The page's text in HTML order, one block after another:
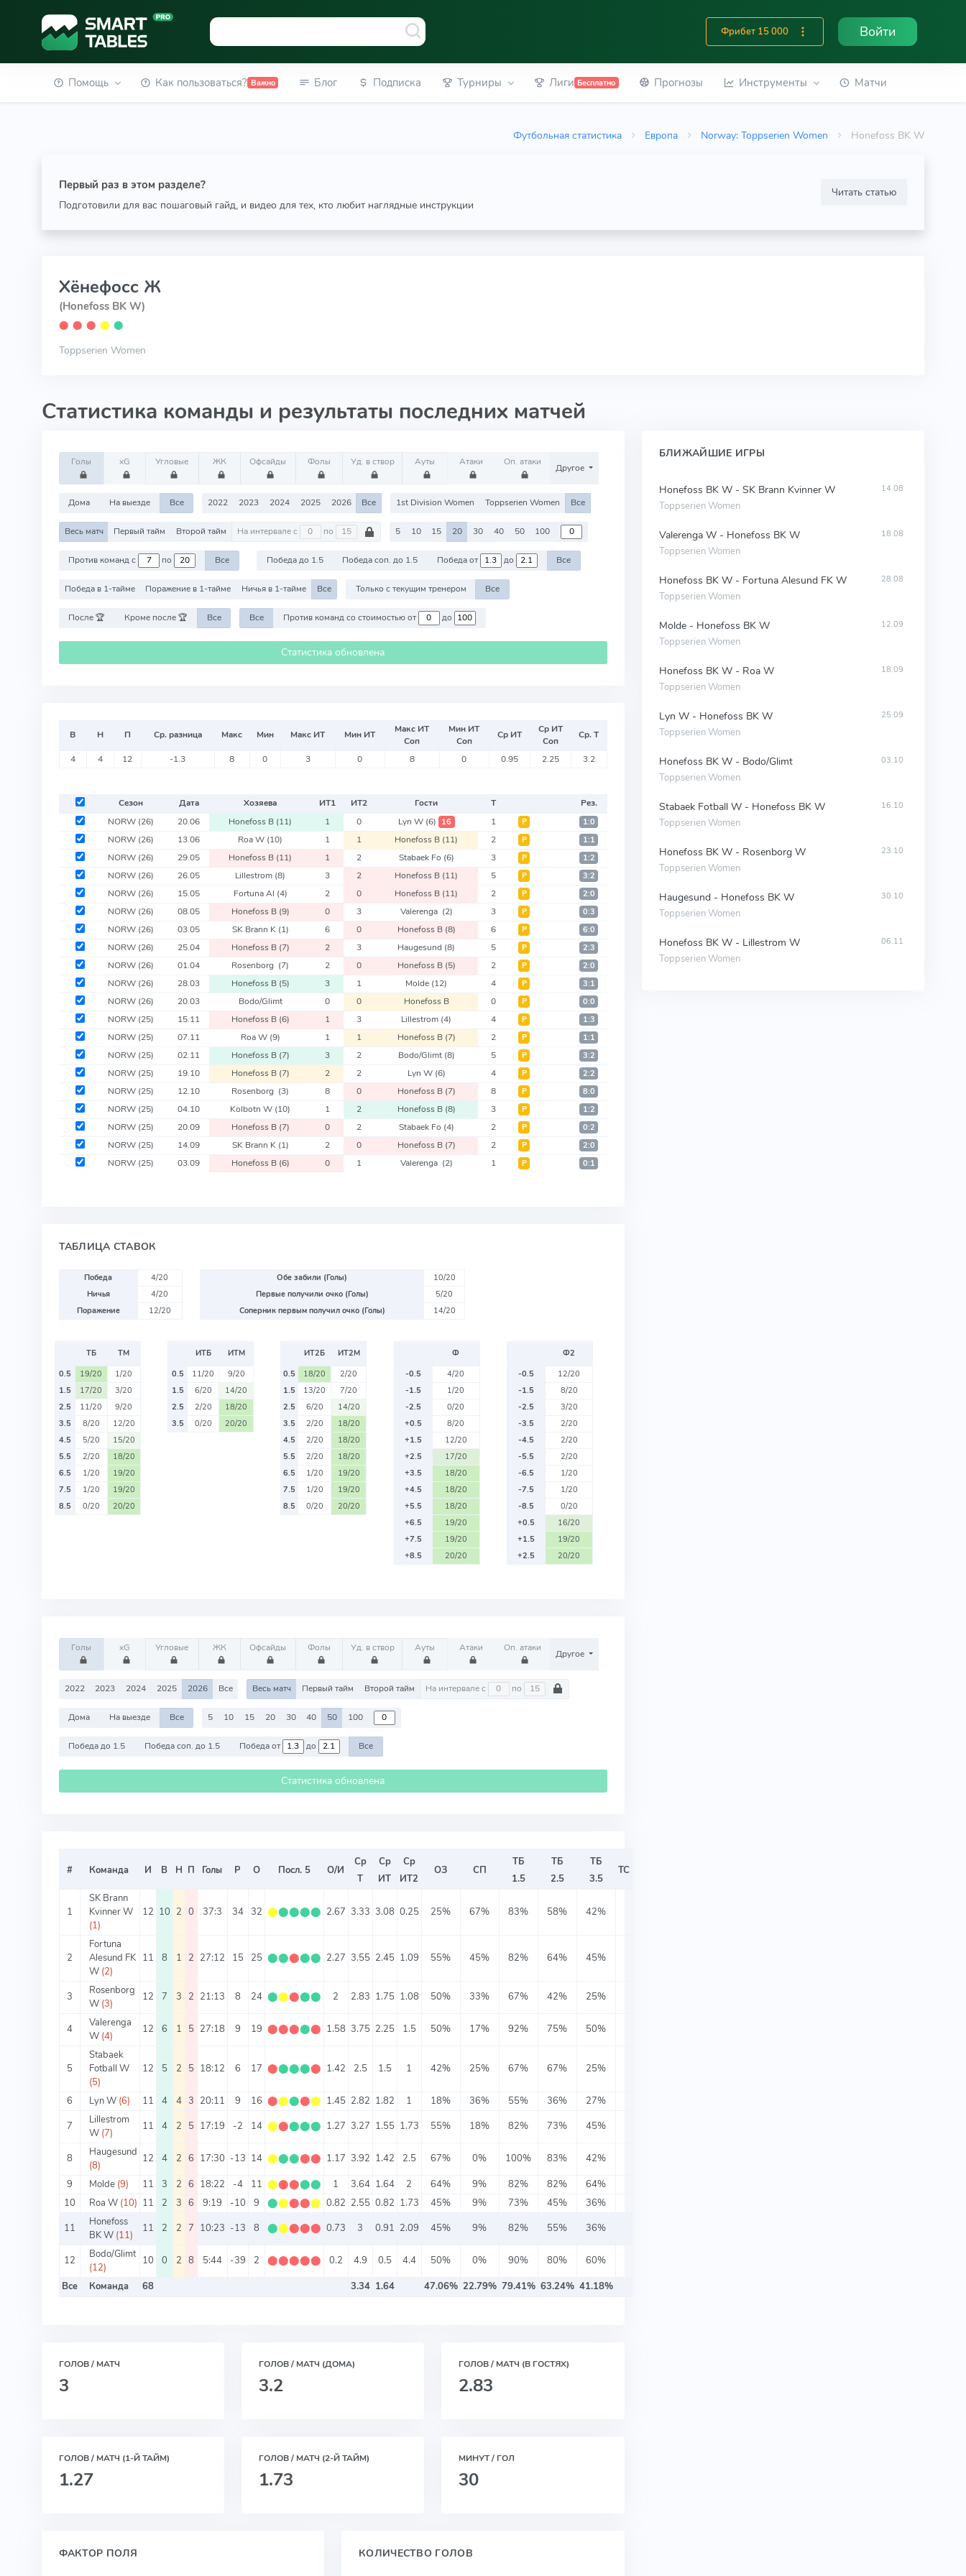
Фрибет 15 000 Войти
Помощь Как пользоваться? Важно Блог Подписка Турниры Лиги Бесплатно Прогнозы Инструменты Матчи
Футбольная статистика Европа Norway: Toppserien Women Honefoss BK W
Первый раз в этом разделе?
Подготовили для вас пошаговый гайд, и видео для тех, кто любит наглядные инструкции
Читать статью
Хёнефосс Ж
(Honefoss BK W)
⬤ ⬤ ⬤ ⬤ ⬤
Toppserien Women
Статистика команды и результаты последних матчей
Голы xG Угловые ЖК Офсайды Фолы Уд. в створ Ауты Атаки Оп. атаки
Другое
Дома На выезде Все 2022 2023 2024 2025 2026 Все 1st Division Women Toppserien Women Все
Весь матч Первый тайм Второй тайм На интервале с по 5 10 15 20 30 40 50 100
Против команд с по Все Победа до 1.5 Победа соп. до 1.5 Победа от до Все
Победа в 1-тайме Поражение в 1-тайме Ничья в 1-тайме Все Только с текущим тренером Все
После 🏆 Кроме после 🏆 Все Все Против команд со стоимостью от до
Статистика обновлена
В Н П Ср. разница Макс Мин Макс ИТ Мин ИТ
Макс ИТ
Соп
Мин ИТ
Соп
Ср ИТ
Ср ИТ
Соп
Ср. Т
4 4 12 -1.3 8 0 3 0 8 0 0.95 2.25 3.2
Сезон Дата Хозяева ИТ1 ИТ2 Гости Т
Рез.
NORW (26) 20.06 Honefoss B (11) 1 0 Lyn W (6) 16 1 Р 1:0
NORW (26) 13.06 Roa W (10) 1 1 Honefoss B (11) 2 Р 1:1
NORW (26) 29.05 Honefoss B (11) 1 2 Stabaek Fo (6) 3 Р 1:2
NORW (26) 26.05 Lillestrom (8) 3 2 Honefoss B (11) 5 Р 3:2
NORW (26) 15.05 Fortuna Al (4) 2 0 Honefoss B (11) 2 Р 2:0
NORW (26) 08.05 Honefoss B (9) 0 3 Valerenga (2) 3 Р 0:3
NORW (26) 03.05 SK Brann K (1) 6 0 Honefoss B (8) 6 Р 6:0
NORW (26) 25.04 Honefoss B (7) 2 3 Haugesund (8) 5 Р 2:3
NORW (26) 01.04 Rosenborg (7) 2 0 Honefoss B (5) 2 Р 2:0
NORW (26) 28.03 Honefoss B (5) 3 1 Molde (12) 4 Р 3:1
NORW (26) 20.03 Bodo/Glimt 0 0 Honefoss B 0 Р 0:0
NORW (25) 15.11 Honefoss B (6) 1 3 Lillestrom (4) 4 Р 1:3
NORW (25) 07.11 Roa W (9) 1 1 Honefoss B (7) 2 Р 1:1
NORW (25) 02.11 Honefoss B (7) 3 2 Bodo/Glimt (8) 5 Р 3:2
NORW (25) 19.10 Honefoss B (7) 2 2 Lyn W (6) 4 Р 2:2
NORW (25) 12.10 Rosenborg (3) 8 0 Honefoss B (7) 8 Р 8:0
NORW (25) 04.10 Kolbotn W (10) 1 2 Honefoss B (8) 3 Р 1:2
NORW (25) 20.09 Honefoss B (7) 0 2 Stabaek Fo (4) 2 Р 0:2
NORW (25) 14.09 SK Brann K (1) 2 0 Honefoss B (7) 2 Р 2:0
NORW (25) 03.09 Honefoss B (6) 0 1 Valerenga (2) 1 Р 0:1
ТАБЛИЦА СТАВОК
Победа
4/20
Ничья
4/20
Поражение
12/20
Обе забили (Голы)
10/20
Первые получили очко (Голы)
5/20
Соперник первым получил очко (Голы)
14/20
ТБ
ТМ
0.5
19/20
1/20
1.5
17/20
3/20
2.5
11/20
9/20
3.5
8/20
12/20
4.5
5/20
15/20
5.5
2/20
18/20
6.5
1/20
19/20
7.5
1/20
19/20
8.5
0/20 20/20
ИТБ
ИТМ
0.5
11/20
9/20
1.5
6/20
14/20
2.5
2/20
18/20
3.5
0/20 20/20
ИТ2Б
ИТ2М
0.5
18/20
2/20
1.5
13/20
7/20
2.5
6/20
14/20
3.5
2/20
18/20
4.5
2/20
18/20
5.5
2/20
18/20
6.5
1/20
19/20
7.5
1/20
19/20
8.5
0/20 20/20
Ф
-0.5
4/20
-1.5
1/20
-2.5
0/20
+0.5
8/20
+1.5
12/20
+2.5
17/20
+3.5
18/20
+4.5
18/20
+5.5
18/20
+6.5
19/20
+7.5
19/20
+8.5
20/20
Ф2
-0.5
12/20
-1.5
8/20
-2.5
3/20
-3.5
2/20
-4.5
2/20
-5.5
2/20
-6.5
1/20
-7.5
1/20
-8.5
0/20
+0.5
16/20
+1.5
19/20
+2.5
20/20
Голы xG Угловые ЖК Офсайды Фолы Уд. в створ Ауты Атаки Оп. атаки
Другое
2022 2023 2024 2025 2026 Все Весь матч Первый тайм Второй тайм На интервале с по
Дома На выезде Все 5 10 15 20 30 40 50 100
Победа до 1.5 Победа соп. до 1.5 Победа от до Все
Статистика обновлена
# Команда И В Н П Голы Р О Посл. 5 О/И
Ср
Т
Ср
ИТ
Ср
ИТ2
ОЗ СП
ТБ
1.5
ТБ
2.5
ТБ
3.5
ТС
1
SK Brann
Kvinner W
(1)
12 10 2 0 37:3 34 32 ⬤⬤⬤⬤⬤ 2.67 3.33 3.08 0.25 25% 67% 83% 58% 42%
2
Fortuna
Alesund FK
W (2)
11 8 1 2 27:12 15 25 ⬤⬤⬤⬤⬤ 2.27 3.55 2.45 1.09 55% 45% 82% 64% 45%
3
Rosenborg
W (3)
12 7 3 2 21:13 8 24 ⬤⬤⬤⬤⬤ 2 2.83 1.75 1.08 50% 33% 67% 42% 25%
4
Valerenga
W (4)
12 6 1 5 27:18 9 19 ⬤⬤⬤⬤⬤ 1.58 3.75 2.25 1.5 50% 17% 92% 75% 50%
5
Stabaek
Fotball W
(5)
12 5 2 5 18:12 6 17 ⬤⬤⬤⬤⬤ 1.42 2.5 1.5 1 42% 25% 67% 67% 25%
6 Lyn W (6) 11 4 4 3 20:11 9 16 ⬤⬤⬤⬤⬤ 1.45 2.82 1.82 1 18% 36% 55% 36%
27%
7
Lillestrom
W (7)
11 4 2 5 17:19 -2 14 ⬤⬤⬤⬤⬤ 1.27 3.27 1.55 1.73 55% 18% 82% 73% 45%
8
Haugesund
(8)
12 4 2 6 17:30 -13 14 ⬤⬤⬤⬤⬤ 1.17 3.92 1.42 2.5 67% 0% 100% 83%
42%
9
Molde (9) 11 3 2 6 18:22 -4 11 ⬤⬤⬤⬤⬤ 1 3.64 1.64 2 64% 9% 82% 82%
64%
10
Roa W (10) 11 2 3 6 9:19 -10 9 ⬤⬤⬤⬤⬤ 0.82 2.55 0.82 1.73 45% 9% 73% 45%
36%
11
Honefoss
BK W (11)
11 2 2 7 10:23 -13 8 ⬤⬤⬤⬤⬤ 0.73 3 0.91 2.09 45% 9% 82% 55% 36%
12
Bodo/Glimt
(12)
10 0 2 8 5:44 -39 2 ⬤⬤⬤⬤⬤ 0.2 4.9 0.5 4.4 50% 0% 90% 80%
60%
Все
Команда 68 3.34 1.64 47.06% 22.79% 79.41% 63.24% 41.18%
ГОЛОВ / МАТЧ
3
ГОЛОВ / МАТЧ (ДОМА)
3.2
ГОЛОВ / МАТЧ (В ГОСТЯХ)
2.83
ГОЛОВ / МАТЧ (1-Й ТАЙМ)
1.27
ГОЛОВ / МАТЧ (2-Й ТАЙМ)
1.73
МИНУТ / ГОЛ
30
ФАКТОР ПОЛЯ КОЛИЧЕСТВО ГОЛОВ
БЛИЖАЙШИЕ ИГРЫ
Honefoss BK W - SK Brann Kvinner W
Toppserien Women
14.08
Valerenga W - Honefoss BK W
Toppserien Women
18.08
Honefoss BK W - Fortuna Alesund FK W
Toppserien Women
28.08
Molde - Honefoss BK W
Toppserien Women
12.09
Honefoss BK W - Roa W
Toppserien Women
18.09
Lyn W - Honefoss BK W
Toppserien Women
25.09
Honefoss BK W - Bodo/Glimt
Toppserien Women
03.10
Stabaek Fotball W - Honefoss BK W
Toppserien Women
16.10
Honefoss BK W - Rosenborg W
Toppserien Women
23.10
Haugesund - Honefoss BK W
Toppserien Women
30.10
Honefoss BK W - Lillestrom W
Toppserien Women
06.11